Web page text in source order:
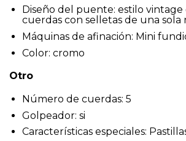
Diseño del puente: estilo vintage
cuerdas con selletas de una sola
Máquinas de afinación: Mini
Color: cromo
Otro
Número de cuerdas: 5
Golpeador: si
Características especiales: